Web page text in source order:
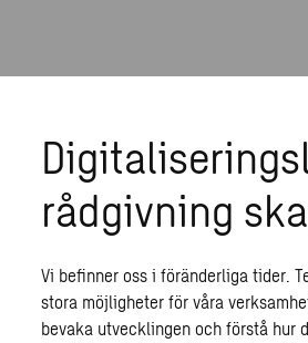
rådgivning
Vi befinner oss i föränderliga tider.
stora möjligheter för våra
bevaka utvecklingen och förstå hur